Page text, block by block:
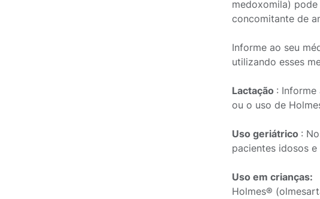
medoxomila)
concomitante de
Informe ao seu
utilizando esses
Lactação : Informe
ou o uso de
Uso geriátrico :
pacientes idosos
Uso em crianças:
Holmes®